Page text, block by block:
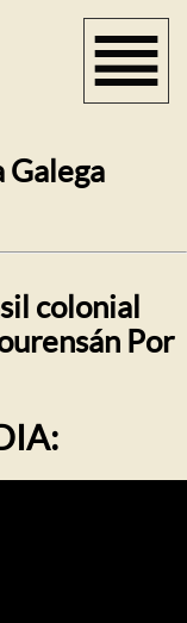
Galega
colonial
Por